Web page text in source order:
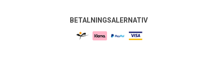
BETALNINGSALERNATIV